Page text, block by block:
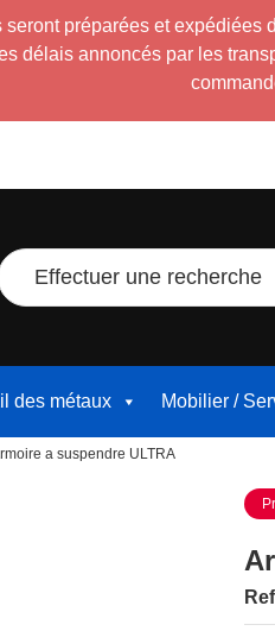
seront préparées et expédiées
délais annoncés par les
Effectuer une recherche
des métaux Mobilier /
a suspendre ULTRA